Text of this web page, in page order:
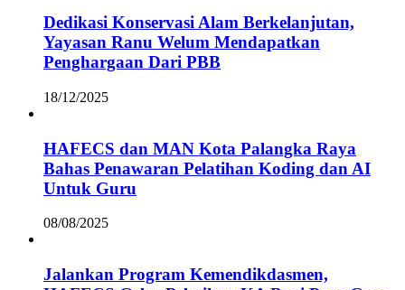
Dedikasi Konservasi Alam Berkelanjutan,
Yayasan Ranu Welum Mendapatkan
Penghargaan Dari PBB
18/12/2025
HAFECS dan MAN Kota Palangka Raya
Bahas Penawaran Pelatihan Koding dan AI
Untuk Guru
08/08/2025
Jalankan Program Kemendikdasmen,